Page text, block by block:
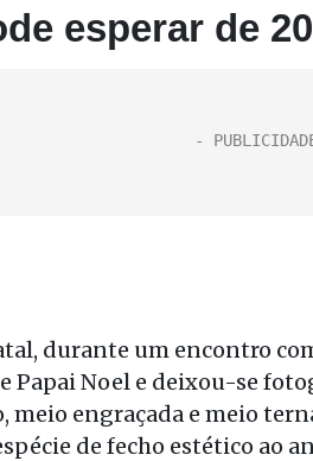
esperar de
durante um encontro
Papai Noel e deixou-se
meio engraçada e meio
de fecho estético ao